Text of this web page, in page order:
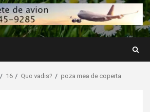
16 Quo vadis? poza mea de coperta